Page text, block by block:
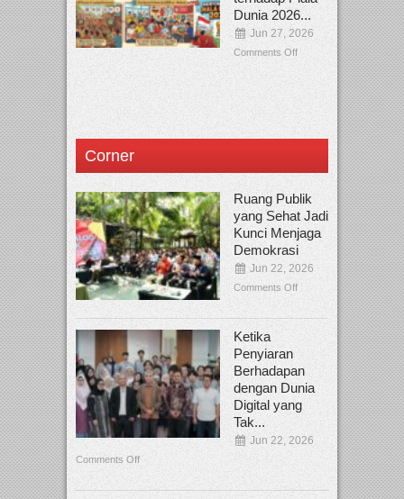
Dunia 2026...
Jun 27, 2026
Comments Off
Corner
Ruang Publik
yang Sehat Jadi
Kunci Menjaga
Demokrasi
Jun 22, 2026
Comments Off
Ketika
Penyiaran
Berhadapan
dengan Dunia
Digital yang
Tak...
Jun 22, 2026
Comments Off